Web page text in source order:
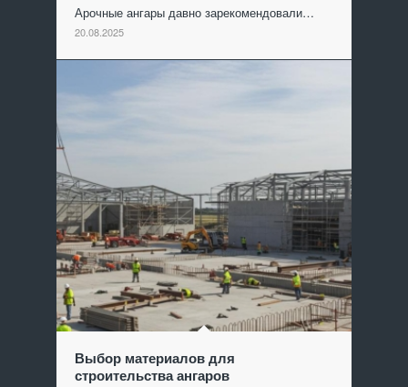
Арочные ангары давно зарекомендовали…
20.08.2025
Выбор материалов для
строительства ангаров